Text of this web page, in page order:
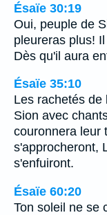
Ésaïe 30:19
Oui, peuple de
pleureras plus!
Dès qu'il aura
Ésaïe 35:10
Les rachetés de
Sion avec
couronnera leur
s'approcheront,
s'enfuiront.
Ésaïe 60:20
Ton soleil ne se